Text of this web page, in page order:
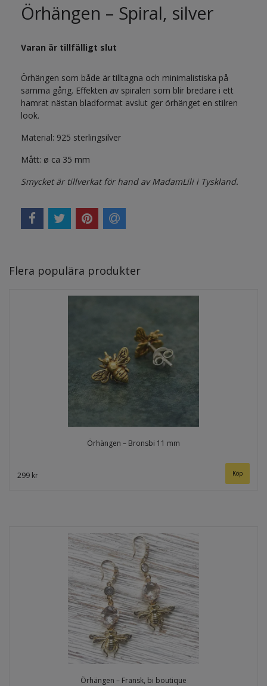
Örhängen – Spiral, silver
Varan är tillfälligt slut
Örhängen som både är tilltagna och minimalistiska på
samma gång. Effekten av spiralen som blir bredare i ett
hamrat nästan bladformat avslut ger örhänget en stilren
look.
Material: 925 sterlingsilver
Mått: ø ca 35 mm
Smycket är tillverkat för hand av MadamLili i Tyskland.
Flera populära produkter
Örhängen – Bronsbi 11 mm
299 kr
Örhängen – Fransk, bi boutique